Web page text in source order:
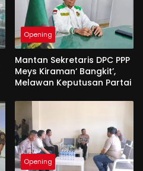
Opening
Mantan Sekretaris DPC PPP
Meys Kiraman‘ Bangkit’,
Melawan Keputusan Partai
Opening